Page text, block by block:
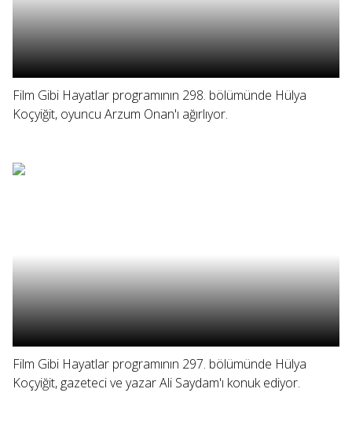
Film Gibi Hayatlar programının 298. bölümünde Hülya
Koçyiğit, oyuncu Arzum Onan'ı ağırlıyor.
Film Gibi Hayatlar programının 297. bölümünde Hülya
Koçyiğit, gazeteci ve yazar Ali Saydam'ı konuk ediyor.